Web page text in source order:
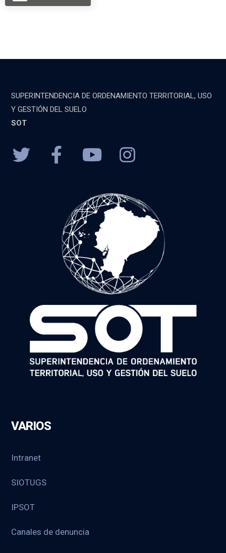
SUPERINTENDENCIA DE ORDENAMIENTO TERRITORIAL, USO
Y GESTIÓN DEL SUELO
SOT
VARIOS
Intranet
SIOTUGS
IPSOT
Canales de denuncia